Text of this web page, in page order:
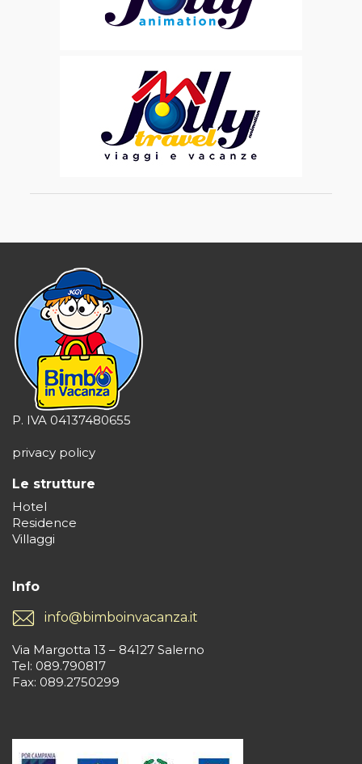
P. IVA 04137480655
privacy policy
Le strutture
Hotel
Residence
Villaggi
Info
info@bimboinvacanza.it
Via Margotta 13 – 84127 Salerno
Tel: 089.790817
Fax: 089.2750299